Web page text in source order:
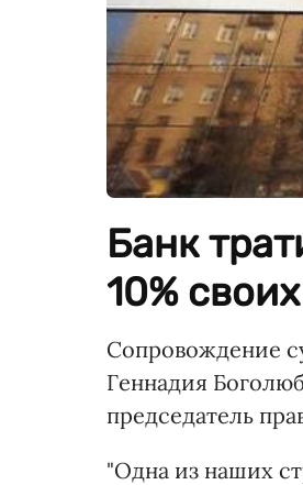
Банк
10%
Сопровождение
Геннадия
председатель
"Одна из наших